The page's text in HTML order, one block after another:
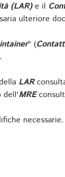
(LAR)e il
ulteriore
" (
.
LAR
dell'MRE
necessarie.